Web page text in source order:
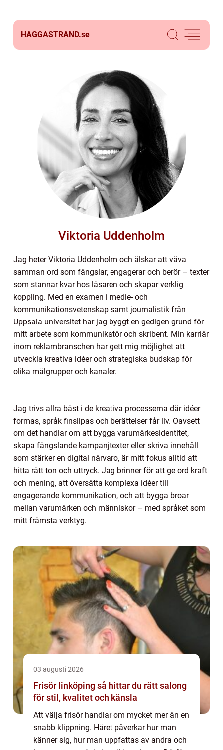
HAGGASTRAND.se
Viktoria Uddenholm
Jag heter Viktoria Uddenholm och älskar att väva
samman ord som fängslar, engagerar och berör – texter
som stannar kvar hos läsaren och skapar verklig
koppling. Med en examen i medie- och
kommunikationsvetenskap samt journalistik från
Uppsala universitet har jag byggt en gedigen grund för
mitt arbete som kommunikatör och skribent. Min karriär
inom reklambranschen har gett mig möjlighet att
utveckla kreativa idéer och strategiska budskap för
olika målgrupper och kanaler.
Jag trivs allra bäst i de kreativa processerna där idéer
formas, språk finslipas och berättelser får liv. Oavsett
om det handlar om att bygga varumärkesidentitet,
skapa fängslande kampanjtexter eller skriva innehåll
som stärker en digital närvaro, är mitt fokus alltid att
hitta rätt ton och uttryck. Jag brinner för att ge ord kraft
och mening, att översätta komplexa idéer till
engagerande kommunikation, och att bygga broar
mellan varumärken och människor – med språket som
mitt främsta verktyg.
03 augusti 2026
Frisör linköping så hittar du rätt salong
för stil, kvalitet och känsla
Att välja frisör handlar om mycket mer än en
snabb klippning. Håret påverkar hur man
känner sig, hur man uppfattas av andra och